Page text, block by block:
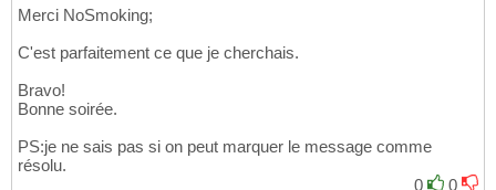
Merci NoSmoking;
C'est parfaitement ce que je cherchais.
Bravo!
Bonne soirée.
PS:je ne sais pas si on peut marquer le message comme
résolu.
0
0